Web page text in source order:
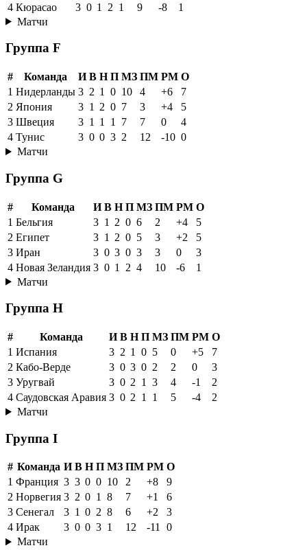
4 Кюрасао 3 0 1 2 1 9 -8
1
Матчи
Группа F
# Команда И В Н П МЗ ПМ РМ О
1 Нидерланды 3 2 1 0 10 4 +6
7
2 Япония 3 1 2 0 7 3 +4
5
3 Швеция 3 1 1 1 7 7 0
4
4 Тунис 3 0 0 3 2 12 -10 0
Матчи
Группа G
# Команда И В Н П МЗ ПМ РМ О
1 Бельгия 3 1 2 0 6 2 +4
5
2 Египет 3 1 2 0 5 3 +2
5
3 Иран 3 0 3 0 3 3 0
3
4 Новая Зеландия 3 0 1 2 4 10 -6
1
Матчи
Группа H
# Команда И В Н П МЗ ПМ РМ О
1 Испания 3 2 1 0 5 0 +5
7
2 Кабо-Верде 3 0 3 0 2 2 0
3
3 Уругвай 3 0 2 1 3 4 -1
2
4 Саудовская Аравия 3 0 2 1 1 5 -4
2
Матчи
Группа I
# Команда И В Н П МЗ ПМ РМ О
1 Франция 3 3 0 0 10 2 +8
9
2 Норвегия 3 2 0 1 8 7 +1
6
3 Сенегал 3 1 0 2 8 6 +2
3
4 Ирак 3 0 0 3 1 12 -11 0
Матчи